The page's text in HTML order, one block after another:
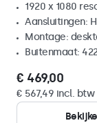
1920 x 1080
Aansluitingen:
Montage:
Buitenmaat:
€ 469,00
€ 567,49 incl. btw